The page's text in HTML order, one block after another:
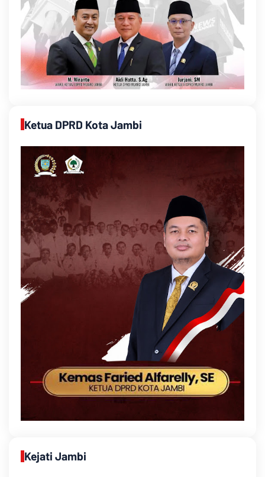
Ketua DPRD Kota Jambi
Kejati Jambi